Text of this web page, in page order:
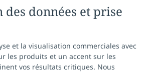
données et prise
et la visualisation commerciales avec
les produits et un accent sur les
vos résultats critiques. Nous